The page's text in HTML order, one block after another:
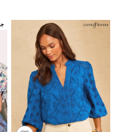
Shirts
Polo Shirts
Sweatshirts
Cardigans
Coats & Jackets
Underwear
Socks & Tights
Multipacks
Sports & Swimwear
Trainers & Pumps
Swimwear